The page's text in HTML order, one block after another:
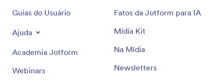
Guias do Usuário
Ajuda
Academia Jotform
Webinars
Fatos da Jotform para IA
Mídia Kit
Na Mídia
Newsletters